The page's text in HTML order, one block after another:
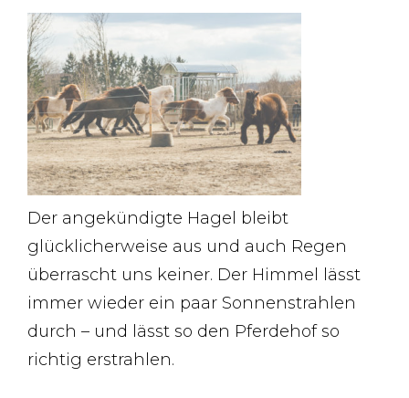
Der angekündigte Hagel bleibt
glücklicherweise aus und auch Regen
überrascht uns keiner. Der Himmel lässt
immer wieder ein paar Sonnenstrahlen
durch – und lässt so den Pferdehof so
richtig erstrahlen.